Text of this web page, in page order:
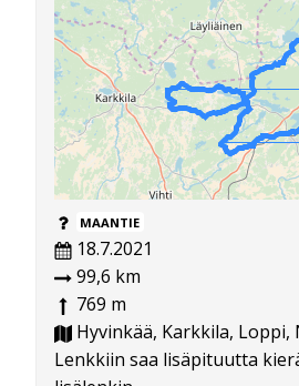
MAANTIE
18.7.2021
99,6 km
769 m
Hyvinkää, Karkkila,
Lenkkiin saa lisäpituutta